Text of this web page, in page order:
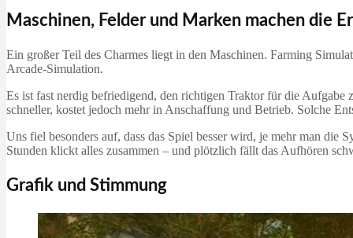
Maschinen, Felder und Marken machen die
Ein großer Teil des Charmes liegt in den Maschinen. Farming
Arcade-Simulation.
Es ist fast nerdig befriedigend, den richtigen Traktor für die
schneller, kostet jedoch mehr in Anschaffung und Betrieb. Solche
Uns fiel besonders auf, dass das Spiel besser wird, je mehr man die
Stunden klickt alles zusammen – und plötzlich fällt das Aufhören
Grafik und Stimmung